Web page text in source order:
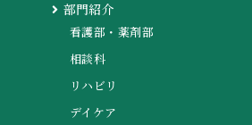
部門紹介
看護部・薬剤部
相談科
リハビリ
デイケア